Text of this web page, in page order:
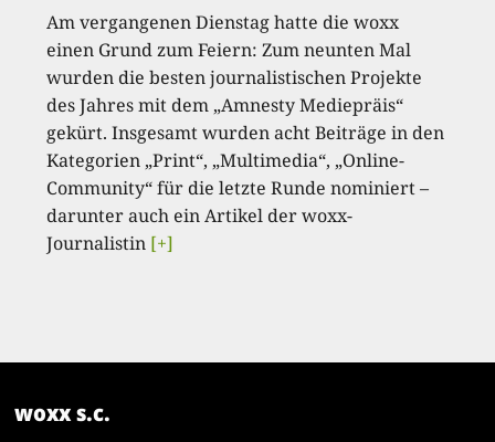
Am vergangenen Dienstag hatte die woxx
einen Grund zum Feiern: Zum neunten Mal
wurden die besten journalistischen Projekte
des Jahres mit dem „Amnesty Mediepräis“
gekürt. Insgesamt wurden acht Beiträge in den
Kategorien „Print“, „Multimedia“, „Online-
Community“ für die letzte Runde nominiert –
darunter auch ein Artikel der woxx-
Journalistin [+]
woxx s.c.